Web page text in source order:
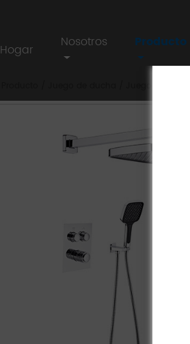
Hogar Nosotros Producto